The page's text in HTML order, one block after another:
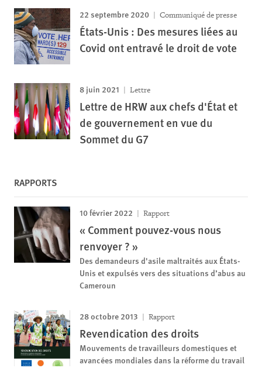
22 septembre 2020 Communiqué de presse
États-Unis : Des mesures liées au
Covid ont entravé le droit de vote
8 juin 2021 Lettre
Lettre de HRW aux chefs d'État et
de gouvernement en vue du
Sommet du G7
RAPPORTS
10 février 2022 Rapport
« Comment pouvez-vous nous
renvoyer ? »
Des demandeurs d'asile maltraités aux États-
Unis et expulsés vers des situations d’abus au
Cameroun
28 octobre 2013 Rapport
Revendication des droits
Mouvements de travailleurs domestiques et
avancées mondiales dans la réforme du travail